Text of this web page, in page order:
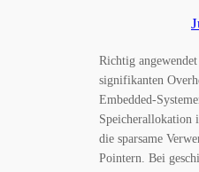
Richtig
signifikanten
Embedded-
Speicherallokation
die sparsame
Pointern. Bei